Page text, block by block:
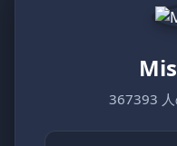
367393